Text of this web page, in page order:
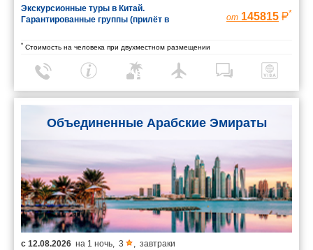
Экскурсионные туры в Китай.
Гарантированные группы (прилёт в
от 145815 *
* Стоимость на человека при двухместном размещении
Объединенные Арабские Эмираты
с 12.08.2026 на 1 ночь, 3 , завтраки